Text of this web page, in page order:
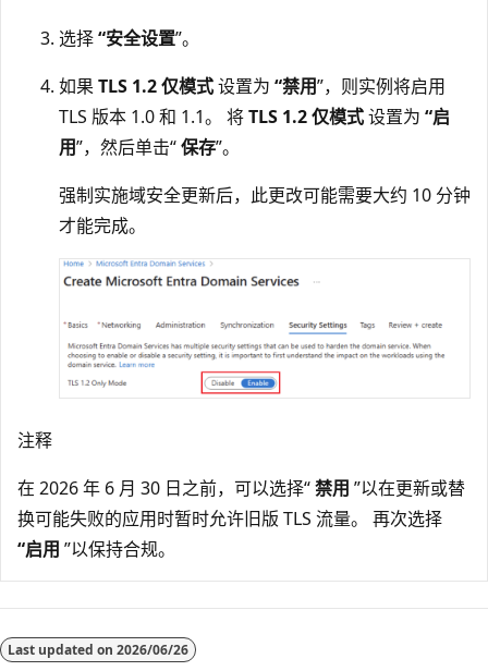
选择“安全设置”。
如果 TLS 1.2 仅模式设置为 “禁用”，则实例将启用
TLS 版本 1.0 和 1.1。 将TLS 1.2 仅模式设置为 “启
用”，然后单击“保存”。
强制实施域安全更新后，此更改可能需要大约 10 分钟
才能完成。
注释
在 2026 年 6 月 30 日之前，可以选择“禁用 ”以在更新或替
换可能失败的应用时暂时允许旧版 TLS 流量。 再次选择
“启用 ”以保持合规。
模Last updated on 2026/06/26